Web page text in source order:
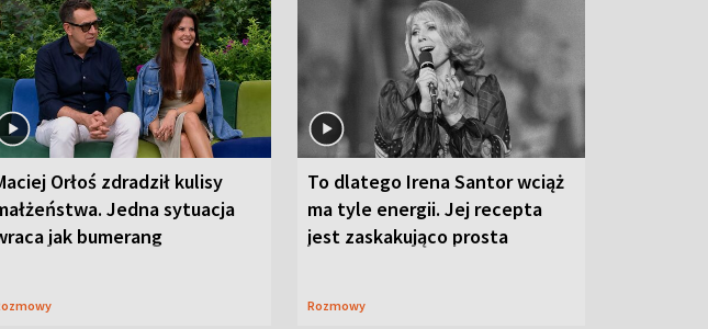
Orłoś zdradził kulisy
Jedna sytuacja
jak bumerang
Rozmowy
To dlatego Irena Santor wciąż
ma tyle energii. Jej recepta
jest zaskakująco prosta
Rozmowy